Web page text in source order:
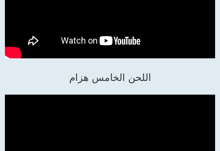
اللحن الخامس هزام